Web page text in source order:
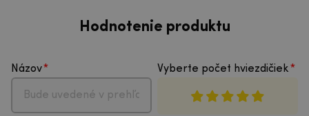
Hodnotenie produktu
Názov Vyberte počet hviezdičiek